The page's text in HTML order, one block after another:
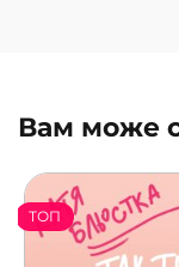
Вам може
ТОП